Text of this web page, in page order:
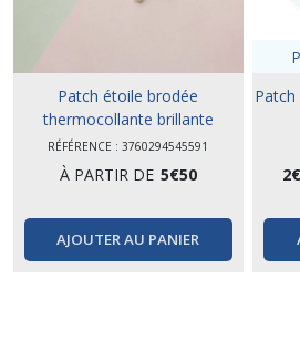
Patch étoile brodée
thermocollante brillante
RÉFÉRENCE : 3760294545591
À PARTIR DE 5€50
AJOUTER AU PANIER
2€